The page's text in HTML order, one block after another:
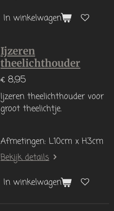
In winkelwagen
Ijzeren
theelichthouder
€ 8,95
Ijzeren theelichthouder voor
groot theelichtje.
Afmetingen: L10cm x H3cm
Bekijk details
In winkelwagen